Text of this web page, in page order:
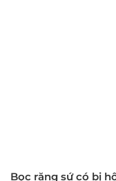
Bọc răng sứ có bị